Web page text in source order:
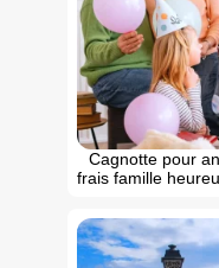
Cagnotte pour
frais famille